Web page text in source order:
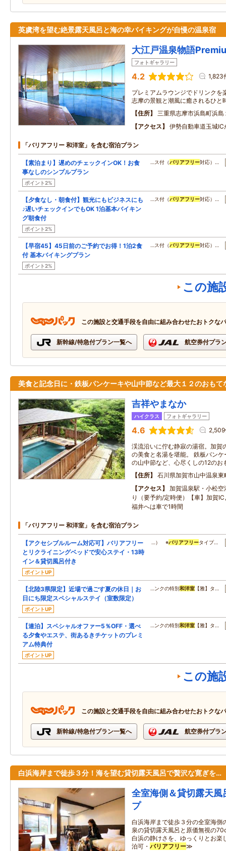
英虞湾を望む絶景露天風呂と海の幸バイキングが自慢の温泉宿
大江戸温泉物語
フォトギャラリー
4.2 1,823
プレミアムラウンジでドリンクを
志摩の景観と潮風に癒されるひと
住所
三重県志摩市浜島町浜島
アクセス
伊勢自動車道玉城
「バリアフリー 和洋室」を含む宿泊プラン
【素泊まり】遅めのチェックインOK！お食
事なしのシンプルプラン
ポイント2%
…ス付（バリアフリー対応）…
【夕食なし・朝食付】観光にもビジネスにも
♪遅いチェックインでもOK 1泊基本バイキン
グ朝食付
ポイント2%
…ス付（バリアフリー対応）…
【早宿45】45日前のご予約でお得！1泊2食
付 基本バイキングプラン
ポイント2%
…ス付（バリアフリー対応）…
この施
この施設と交通手段を自由に組み合わせたおトクな
新幹線/特急付プラン一覧へ 航空券付プラ
美食と記念日に・鉄板パンケーキや山中節など最大１２のおもて
吉祥やまなか
ハイクラス フォトギャラリー
4.6
渓流沿いに佇む静寂の湯宿。加賀
の美食と名湯を堪能。 鉄板パン
の山中節など、心尽くしの12のお
住所
石川県加賀市山中温泉
アクセス
加賀温泉駅・小松
り（要予約/定時便）【車】加賀
福井へは車で1時間
「バリアフリー 和洋室」を含む宿泊プラン
【アクセシブルルーム対応可】バリアフリー
とリクライニングベッドで安心ステイ・13時
イン＆貸切風呂付き
ポイントUP
…） ※バリアフリータイプ…
【北陸3県限定】近場で過ごす夏の休日｜お
日にち限定スペシャルステイ（室数限定）
ポイントUP
…ンクの特別和洋室 【雅】タ…
【連泊】スペシャルオファー5％OFF・選べ
る夕食やエステ、街あるきチケットのプレミ
アム特典付
ポイントUP
…ンクの特別和洋室 【雅】タ…
この施
この施設と交通手段を自由に組み合わせたおトクな
新幹線/特急付プラン一覧へ 航空券付プラ
白浜海岸まで徒歩３分！海を望む貸切露天風呂で贅沢な寛ぎを…
全室海側＆貸切露天
プ
白浜海岸まで徒歩３分の全室海
泉の貸切露天風呂と原価無視の
白浜の静けさを、ゆっくりとお
泊可・ バリアフリー≫